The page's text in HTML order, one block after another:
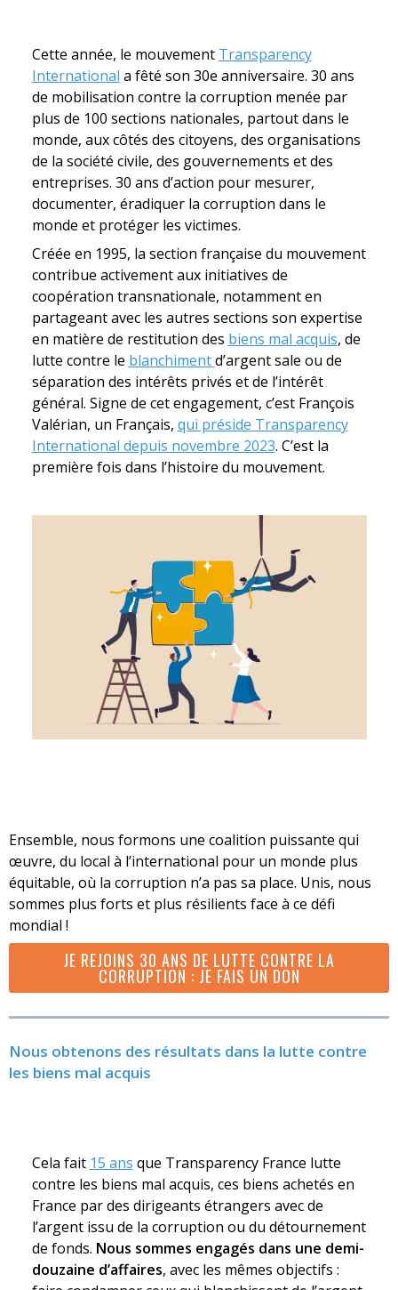
Cette année, le mouvement Transparency
International a fêté son 30e anniversaire. 30 ans
de mobilisation contre la corruption menée par
plus de 100 sections nationales, partout dans le
monde, aux côtés des citoyens, des organisations
de la société civile, des gouvernements et des
entreprises. 30 ans d’action pour mesurer,
documenter, éradiquer la corruption dans le
monde et protéger les victimes.
Créée en 1995, la section française du mouvement
contribue activement aux initiatives de
coopération transnationale, notamment en
partageant avec les autres sections son expertise
en matière de restitution des biens mal acquis, de
lutte contre le blanchimentd’argent sale ou de
séparation des intérêts privés et de l’intérêt
général. Signe de cet engagement, c’est François
Valérian, un Français, qui préside Transparency
International depuis novembre 2023. C’est la
première fois dans l’histoire du mouvement.
Ensemble, nous formons une coalition puissante qui
œuvre, du local à l’international pour un monde plus
équitable, où la corruption n’a pas sa place. Unis, nous
sommes plus forts et plus résilients face à ce défi
mondial !
JE REJOINS 30 ANS DE LUTTE CONTRE LA
CORRUPTION : JE FAIS UN DON
Nous obtenons des résultats dans la lutte contre
les biens mal acquis
Cela fait 15 ans que Transparency France lutte
contre les biens mal acquis, ces biens achetés en
France par des dirigeants étrangers avec de
l’argent issu de la corruption ou du détournement
de fonds. Nous sommes engagés dans une demi-
douzaine d’affaires, avec les mêmes objectifs :